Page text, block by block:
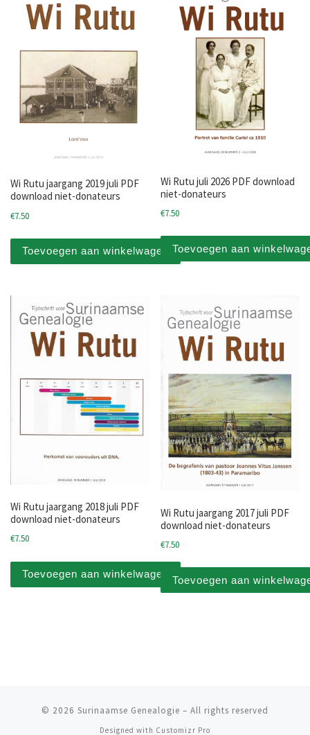
Wi Rutu jaargang 2019 juli PDF
download niet-donateurs
€7.50
Toevoegen aan winkelwagen
Wi Rutu juli 2026 PDF download
niet-donateurs
€7.50
Toevoegen aan
Wi Rutu jaargang 2018 juli PDF
download niet-donateurs
€7.50
Toevoegen aan winkelwagen
Wi Rutu jaargang 2017 juli PDF
download niet-donateurs
€7.50
Toevoegen aan
© 2026 Surinaamse Genealogie – All rights reserved
Designed with Customizr Pro